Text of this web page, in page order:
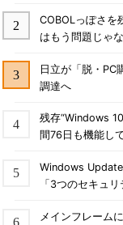
COBOLっぽさ
はもう問題じゃ
日立が「脱・PC
調達へ
残存“Windows
間76日も機能し
Windows
「3つのセキュリ
メインフレーム